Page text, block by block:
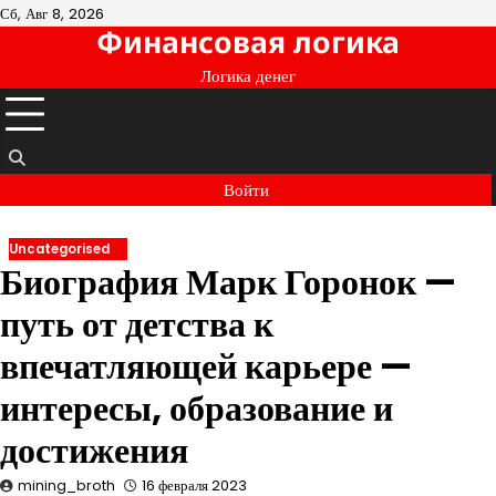
Перейти
Сб, Авг 8, 2026
Финансовая логика
Логика денег
Войти
Uncategorised
Биография Марк Горонок —
путь от детства к
впечатляющей карьере —
интересы, образование и
достижения
mining_broth 16 февраля 2023